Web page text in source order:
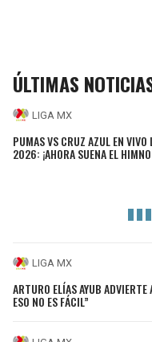
ÚLTIMAS
LIGA MX
PUMAS VS CRUZ AZUL EN VIVO
2026: ¡AHORA SUENA EL
LIGA MX
ARTURO ELÍAS AYUB
ESO NO ES FÁCIL”